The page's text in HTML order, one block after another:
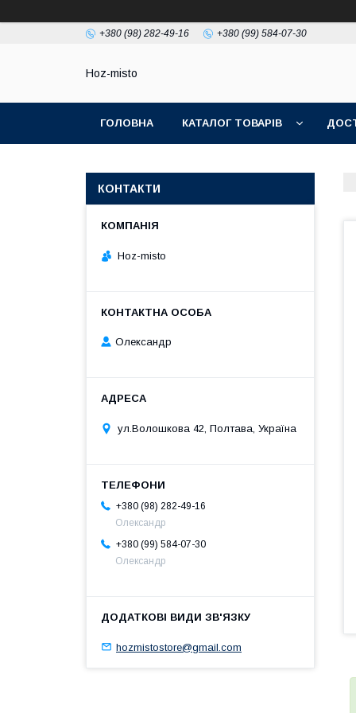
+380 (98) 282-49-16 +380 (99) 584-07-30
Hoz-misto
ГОЛОВНА КАТАЛОГ ТОВАРІВ
КОНТАКТИ
Hoz-misto
Олександр
ул.Волошкова 42, Полтава, Україна
+380 (98) 282-49-16
Олександр
+380 (99) 584-07-30
Олександр
hozmistostore@gmail.com